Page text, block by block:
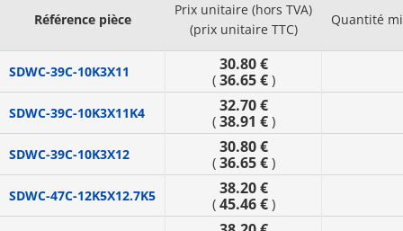
Référence pièce
Prix unitaire (hors TVA)
(prix unitaire TTC)
Quantité
SDWC-39C-10K3X11 30.80 €
( 36.65 €)
SDWC-39C-10K3X11K4 32.70 €
( 38.91 €)
SDWC-39C-10K3X12 30.80 €
( 36.65 €)
SDWC-47C-12K5X12.7K5 38.20 €
( 45.46 €)